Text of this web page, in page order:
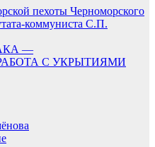
пехоты Черноморского
коммуниста С.П.
—
С УКРЫТИЯМИ